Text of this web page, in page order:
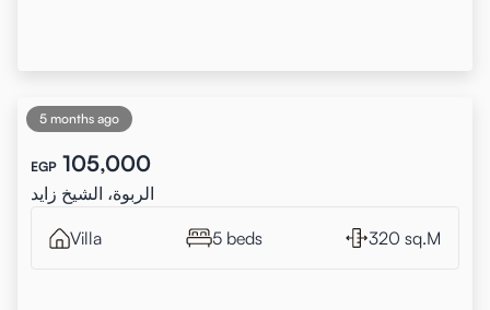
5 months ago
EGP 105,000
الربوة، الشيخ زايد
Villa 5 beds 320 sq.M